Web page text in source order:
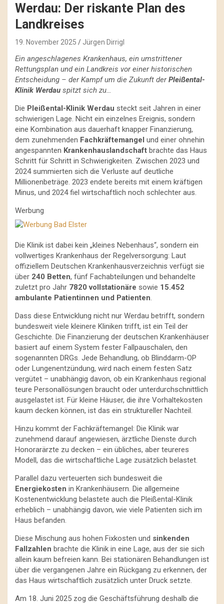
Werdau: Der riskante Plan des
Landkreises
19. November 2025 Jürgen Dirrigl
Ein angeschlagenes Krankenhaus, ein umstrittener
Rettungsplan und ein Landkreis vor einer historischen
Entscheidung – der Kampf um die Zukunft derPleißental-
Klinik Werdau spitzt sich zu…
Die Pleißental-Klinik Werdau steckt seit Jahren in einer
schwierigen Lage. Nicht ein einzelnes Ereignis, sondern
eine Kombination aus dauerhaft knapper Finanzierung,
dem zunehmenden Fachkräftemangel und einer ohnehin
angespannten Krankenhauslandschaft brachte das Haus
Schritt für Schritt in Schwierigkeiten. Zwischen 2023 und
2024 summierten sich die Verluste auf deutliche
Millionenbeträge. 2023 endete bereits mit einem kräftigen
Minus, und 2024 fiel wirtschaftlich noch schlechter aus.
Werbung
Die Klinik ist dabei kein „kleines Nebenhaus“, sondern ein
vollwertiges Krankenhaus der Regelversorgung: Laut
offiziellem Deutschen Krankenhausverzeichnis verfügt sie
über 240 Betten, fünf Fachabteilungen und behandelte
zuletzt pro Jahr 7820 vollstationäre sowie 15.452
ambulante Patientinnen und Patienten.
Dass diese Entwicklung nicht nur Werdau betrifft, sondern
bundesweit viele kleinere Kliniken trifft, ist ein Teil der
Geschichte. Die Finanzierung der deutschen Krankenhäuser
basiert auf einem System fester Fallpauschalen, den
sogenannten DRGs. Jede Behandlung, ob Blinddarm-OP
oder Lungenentzündung, wird nach einem festen Satz
vergütet – unabhängig davon, ob ein Krankenhaus regional
teure Personallösungen braucht oder unterdurchschnittlich
ausgelastet ist. Für kleine Häuser, die ihre Vorhaltekosten
kaum decken können, ist das ein struktureller Nachteil.
Hinzu kommt der Fachkräftemangel: Die Klinik war
zunehmend darauf angewiesen, ärztliche Dienste durch
Honorarärzte zu decken – ein übliches, aber teureres
Modell, das die wirtschaftliche Lage zusätzlich belastet.
Parallel dazu verteuerten sich bundesweit die
Energiekosten in Krankenhäusern. Die allgemeine
Kostenentwicklung belastete auch die Pleißental-Klinik
erheblich – unabhängig davon, wie viele Patienten sich im
Haus befanden.
Diese Mischung aus hohen Fixkosten und sinkenden
Fallzahlen brachte die Klinik in eine Lage, aus der sie sich
allein kaum befreien kann. Bei stationären Behandlungen ist
über die vergangenen Jahre ein Rückgang zu erkennen, der
das Haus wirtschaftlich zusätzlich unter Druck setzte.
Am 18. Juni 2025 zog die Geschäftsführung deshalb die